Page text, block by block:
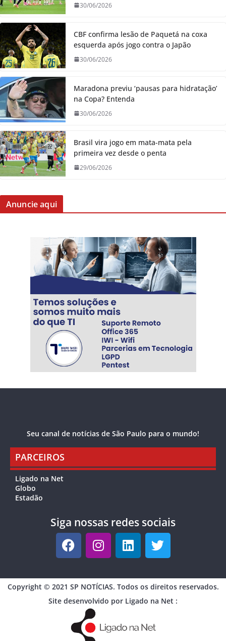
30/06/2026
CBF confirma lesão de Paquetá na coxa
esquerda após jogo contra o Japão
30/06/2026
Maradona previu ‘pausas para hidratação’
na Copa? Entenda
30/06/2026
Brasil vira jogo em mata-mata pela
primeira vez desde o penta
29/06/2026
Anuncie aqui
Seu canal de notícias de São Paulo para o mundo!
PARCEIROS
Ligado na Net
Globo
Estadão
Siga nossas redes sociais
Copyright © 2021 SP NOTÍCIAS. Todos os direitos reservados.
Site desenvolvido por Ligado na Net :